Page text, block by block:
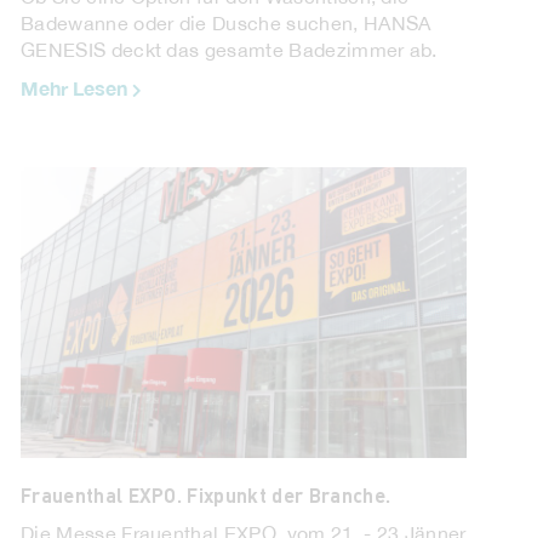
Badewanne oder die Dusche suchen, HANSA
GENESIS deckt das gesamte Badezimmer ab.
Mehr Lesen
Frauenthal EXPO. Fixpunkt der Branche.
Die Messe Frauenthal EXPO, vom 21. - 23.Jänner